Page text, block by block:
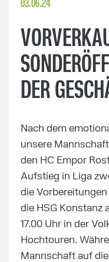
03.06.24
DER
Nach dem
unsere
den HC Empor
Aufstieg in Liga
die
die HSG Konstanz
17.00 Uhr in der
Hochtouren.
Mannschaft auf